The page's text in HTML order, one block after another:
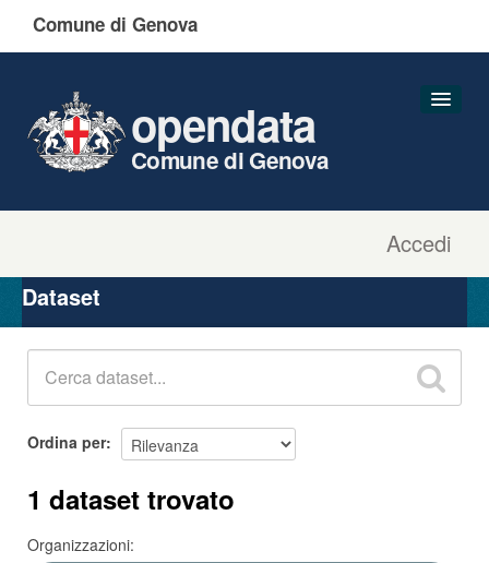
Comune di Genova
Accedi
opendata
Comune di Genova
Organizzazioni
Gruppi
Dataset
Ordina per
1 dataset trovato
Organizzazioni: